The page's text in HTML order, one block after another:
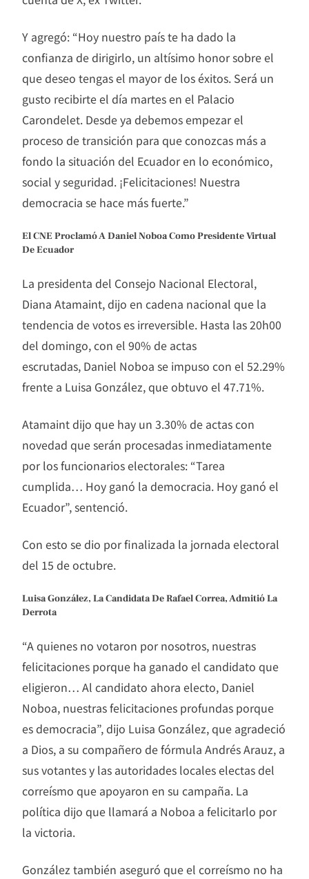
Y agregó: “Hoy nuestro país te ha dado la
confianza de dirigirlo, un altísimo honor sobre el
que deseo tengas el mayor de los éxitos. Será un
gusto recibirte el día martes en el Palacio
Carondelet. Desde ya debemos empezar el
proceso de transición para que conozcas más a
fondo la situación del Ecuador en lo económico,
social y seguridad. ¡Felicitaciones! Nuestra
democracia se hace más fuerte.”
El CNE Proclamó A Daniel Noboa Como Presidente Virtual
De Ecuador
La presidenta del Consejo Nacional Electoral,
Diana Atamaint, dijo en cadena nacional que la
tendencia de votos es irreversible. Hasta las 20h00
del domingo, con el 90% de actas
escrutadas, Daniel Noboa se impuso con el 52.29%
frente a Luisa González, que obtuvo el 47.71%.
Atamaint dijo que hay un 3.30% de actas con
novedad que serán procesadas inmediatamente
por los funcionarios electorales: “Tarea
cumplida… Hoy ganó la democracia. Hoy ganó el
Ecuador”, sentenció.
Con esto se dio por finalizada la jornada electoral
del 15 de octubre.
Luisa González, La Candidata De Rafael Correa, Admitió La
Derrota
“A quienes no votaron por nosotros, nuestras
felicitaciones porque ha ganado el candidato que
eligieron… Al candidato ahora electo, Daniel
Noboa, nuestras felicitaciones profundas porque
es democracia”, dijo Luisa González, que agradeció
a Dios, a su compañero de fórmula Andrés Arauz, a
sus votantes y las autoridades locales electas del
correísmo que apoyaron en su campaña. La
política dijo que llamará a Noboa a felicitarlo por
la victoria.
González también aseguró que el correísmo no ha